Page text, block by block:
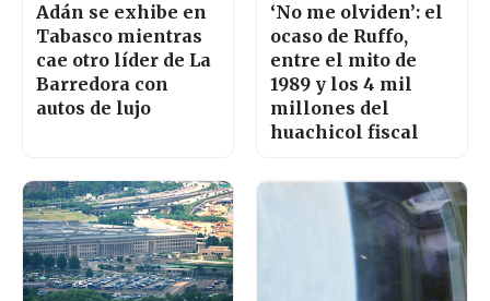
Adán se exhibe en
Tabasco mientras
cae otro líder de La
Barredora con
autos de lujo
‘No me olviden’: el
ocaso de Ruffo,
entre el mito de
1989 y los 4 mil
millones del
huachicol fiscal